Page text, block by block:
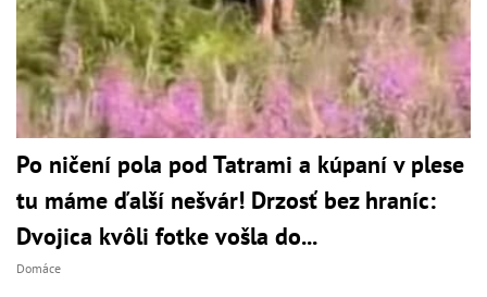
Po ničení pola pod Tatrami a kúpaní v plese
tu máme ďalší nešvár! Drzosť bez hraníc:
Dvojica kvôli fotke vošla do...
Domáce